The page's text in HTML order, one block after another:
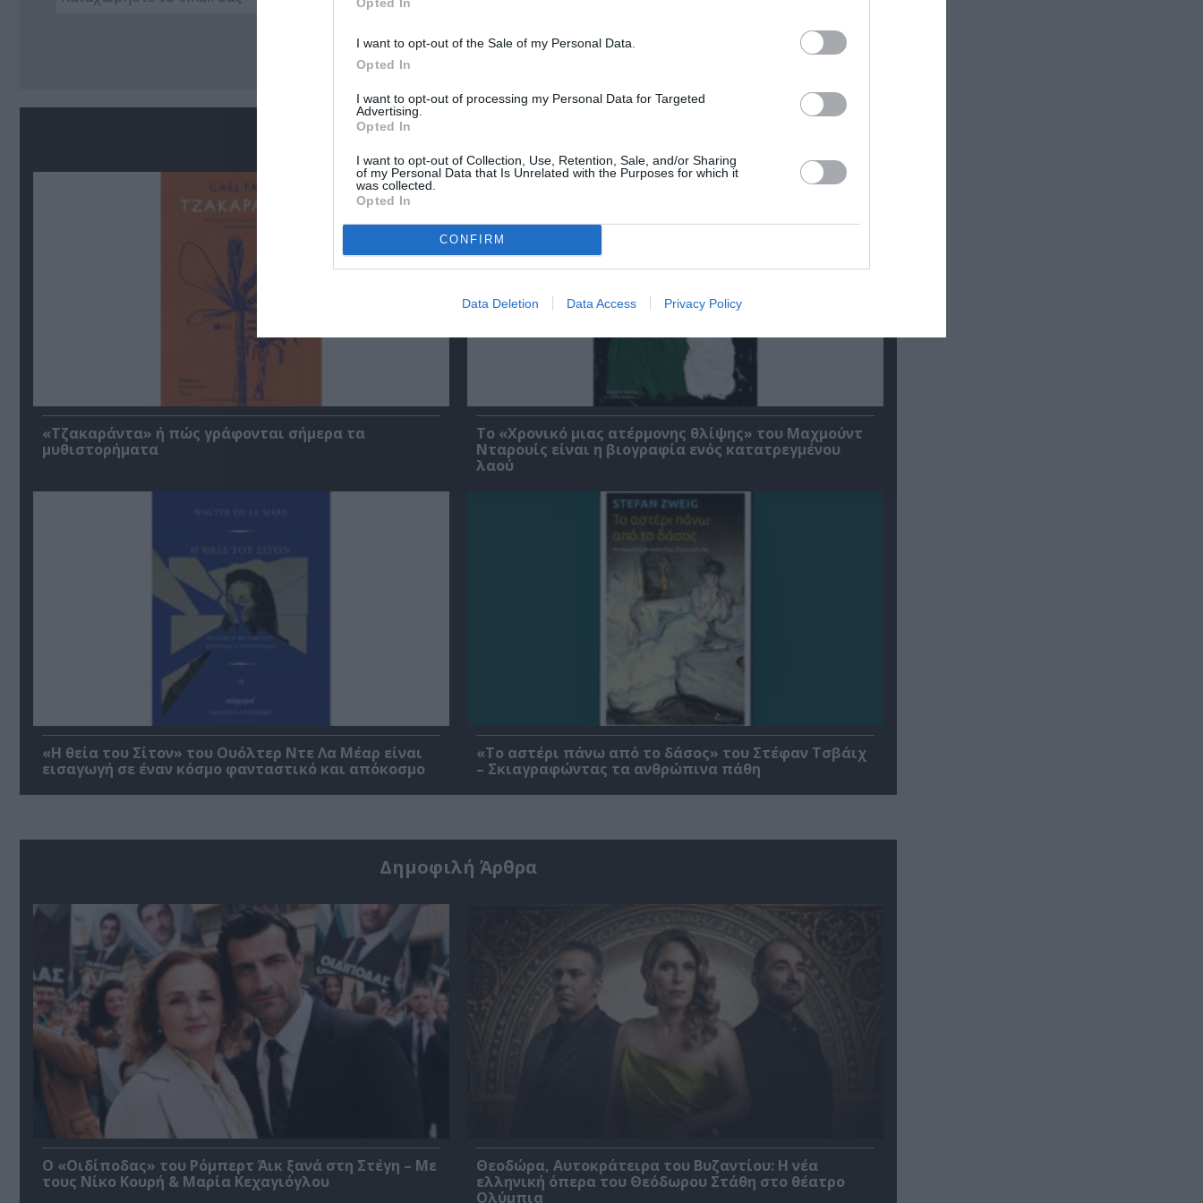
I want to opt-out of the Sale of my Personal Data.
Opted In
I want to opt-out of processing my Personal Data for Targeted
Advertising.
Opted In
I want to opt-out of Collection, Use, Retention, Sale, and/or Sharing
of my Personal Data that Is Unrelated with the Purposes for which it
was collected.
Opted In
CONFIRM
Data Deletion Data Access Privacy Policy
Σχετικά Άρθρα
«Τζακαράντα» ή πώς γράφονται σήμερα τα
μυθιστορήματα
Το «Χρονικό μιας ατέρμονης θλίψης» του Μαχμούντ
Νταρουίς είναι η βιογραφία ενός κατατρεγμένου
λαού
«Η θεία του Σίτον» του Ουόλτερ Ντε Λα Μέαρ είναι
εισαγωγή σε έναν κόσμο φανταστικό και απόκοσμο
«Το αστέρι πάνω από το δάσος» του Στέφαν Τσβάιχ
– Σκιαγραφώντας τα ανθρώπινα πάθη
Δημοφιλή Άρθρα
O «Οιδίποδας» του Ρόμπερτ Άικ ξανά στη Στέγη – Με
τους Νίκο Κουρή & Μαρία Κεχαγιόγλου
Θεοδώρα, Αυτοκράτειρα του Βυζαντίου: Η νέα
ελληνική όπερα του Θεόδωρου Στάθη στο θέατρο
Ολύμπια